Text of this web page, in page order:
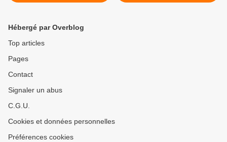
Hébergé par Overblog
Top articles
Pages
Contact
Signaler un abus
C.G.U.
Cookies et données personnelles
Préférences cookies